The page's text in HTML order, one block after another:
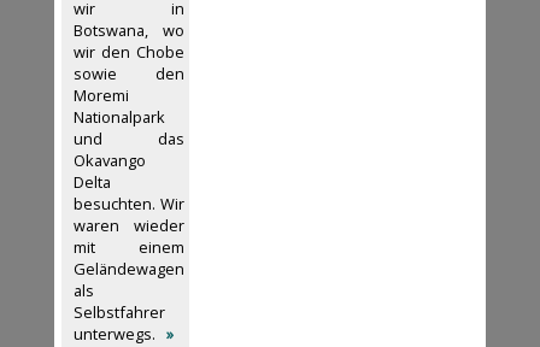
wir in
Botswana, wo
wir den Chobe
sowie den
Moremi
Nationalpark
und das
Okavango
Delta
besuchten. Wir
waren wieder
mit einem
Geländewagen
als
Selbstfahrer
unterwegs. »